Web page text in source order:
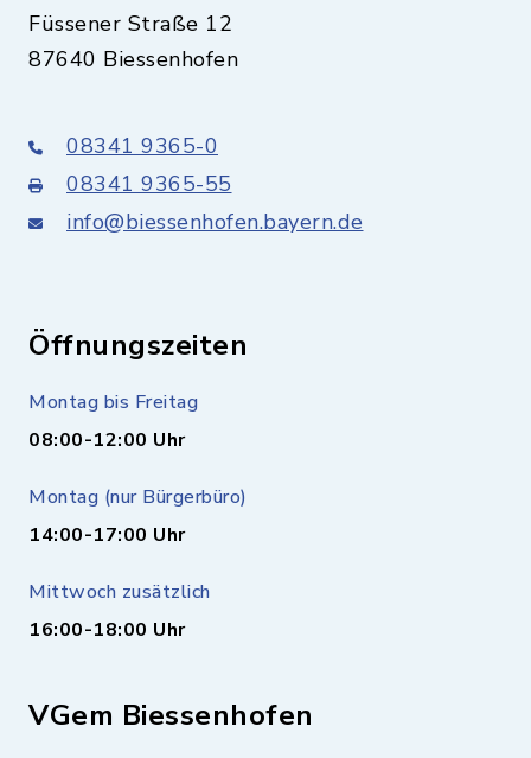
Füssener Straße 12
87640 Biessenhofen
08341 9365-0
08341 9365-55
info@biessenhofen.bayern.de
Öffnungszeiten
Montag bis Freitag
08:00-12:00 Uhr
Montag (nur Bürgerbüro)
14:00-17:00 Uhr
Mittwoch zusätzlich
16:00-18:00 Uhr
VGem Biessenhofen